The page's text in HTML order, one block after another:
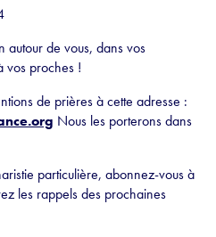
autour de vous, dans vos
vos proches !
de prières à cette adresse :
Nous les porterons dans
particulière, abonnez-vous à
les rappels des prochaines